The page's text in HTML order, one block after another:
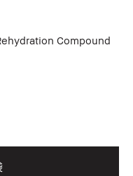
Compound